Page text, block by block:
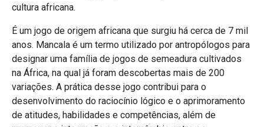
cultura africana.
É um jogo de origem africana que surgiu há cerca de 7 mil
anos. Mancala é um termo utilizado por antropólogos para
designar uma família de jogos de semeadura cultivados
na África, na qual já foram descobertas mais de 200
variações. A prática desse jogo contribui para o
desenvolvimento do raciocínio lógico e o aprimoramento
de atitudes, habilidades e competências, além de